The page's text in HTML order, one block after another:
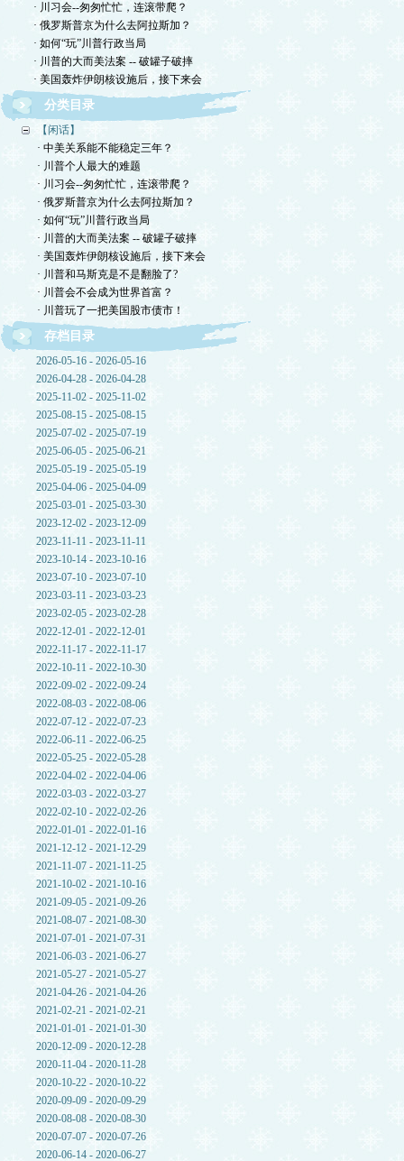
· 川习会--匆匆忙忙，连滚带爬？
· 俄罗斯普京为什么去阿拉斯加？
· 如何“玩”川普行政当局
· 川普的大而美法案 -- 破罐子破摔
· 美国轰炸伊朗核设施后，接下来会
分类目录
【闲话】
· 中美关系能不能稳定三年？
· 川普个人最大的难题
· 川习会--匆匆忙忙，连滚带爬？
· 俄罗斯普京为什么去阿拉斯加？
· 如何“玩”川普行政当局
· 川普的大而美法案 -- 破罐子破摔
· 美国轰炸伊朗核设施后，接下来会
· 川普和马斯克是不是翻脸了?
· 川普会不会成为世界首富？
· 川普玩了一把美国股市债市！
存档目录
2026-05-16 - 2026-05-16
2026-04-28 - 2026-04-28
2025-11-02 - 2025-11-02
2025-08-15 - 2025-08-15
2025-07-02 - 2025-07-19
2025-06-05 - 2025-06-21
2025-05-19 - 2025-05-19
2025-04-06 - 2025-04-09
2025-03-01 - 2025-03-30
2023-12-02 - 2023-12-09
2023-11-11 - 2023-11-11
2023-10-14 - 2023-10-16
2023-07-10 - 2023-07-10
2023-03-11 - 2023-03-23
2023-02-05 - 2023-02-28
2022-12-01 - 2022-12-01
2022-11-17 - 2022-11-17
2022-10-11 - 2022-10-30
2022-09-02 - 2022-09-24
2022-08-03 - 2022-08-06
2022-07-12 - 2022-07-23
2022-06-11 - 2022-06-25
2022-05-25 - 2022-05-28
2022-04-02 - 2022-04-06
2022-03-03 - 2022-03-27
2022-02-10 - 2022-02-26
2022-01-01 - 2022-01-16
2021-12-12 - 2021-12-29
2021-11-07 - 2021-11-25
2021-10-02 - 2021-10-16
2021-09-05 - 2021-09-26
2021-08-07 - 2021-08-30
2021-07-01 - 2021-07-31
2021-06-03 - 2021-06-27
2021-05-27 - 2021-05-27
2021-04-26 - 2021-04-26
2021-02-21 - 2021-02-21
2021-01-01 - 2021-01-30
2020-12-09 - 2020-12-28
2020-11-04 - 2020-11-28
2020-10-22 - 2020-10-22
2020-09-09 - 2020-09-29
2020-08-08 - 2020-08-30
2020-07-07 - 2020-07-26
2020-06-14 - 2020-06-27